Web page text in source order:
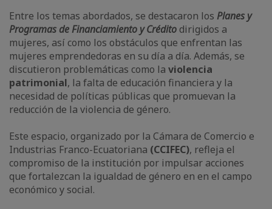
Entre los temas abordados, se destacaron los Planes y
Programas de Financiamiento y Créditodirigidos a
mujeres, así como los obstáculos que enfrentan las
mujeres emprendedoras en su día a día. Además, se
discutieron problemáticas como la violencia
patrimonial, la falta de educación financiera y la
necesidad de políticas públicas que promuevan la
reducción de la violencia de género.
Este espacio, organizado por la Cámara de Comercio e
Industrias Franco-Ecuatoriana (CCIFEC), refleja el
compromiso de la institución por impulsar acciones
que fortalezcan la igualdad de género en en el campo
económico y social.